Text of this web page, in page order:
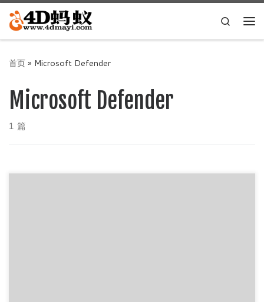
Skip to content
Search
首页» Microsoft Defender
Microsoft Defender
1 篇